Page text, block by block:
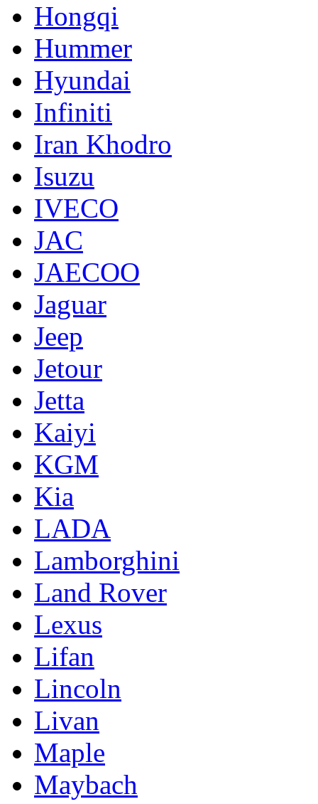
Hongqi
Hummer
Hyundai
Infiniti
Iran Khodro
Isuzu
IVECO
JAC
JAECOO
Jaguar
Jeep
Jetour
Jetta
Kaiyi
KGM
Kia
LADA
Lamborghini
Land Rover
Lexus
Lifan
Lincoln
Livan
Maple
Maybach